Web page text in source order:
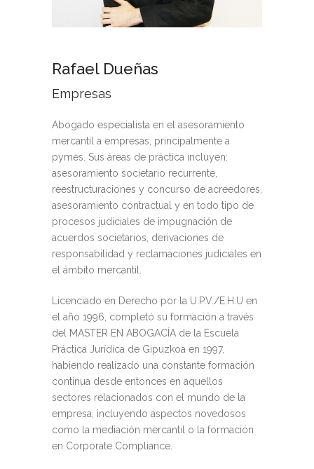
Rafael Dueñas
Empresas
Abogado especialista en el asesoramiento
mercantil a empresas, principalmente a
pymes. Sus áreas de práctica incluyen:
asesoramiento societario recurrente,
reestructuraciones y concurso de acreedores,
asesoramiento contractual y en todo tipo de
procesos judiciales de impugnación de
acuerdos societarios, derivaciones de
responsabilidad y reclamaciones judiciales en
el ámbito mercantil.
Licenciado en Derecho por la U.P.V./E.H.U en
el año 1996, completó su formación a través
del MASTER EN ABOGACÍA de la Escuela
Práctica Jurídica de Gipuzkoa en 1997,
habiendo realizado una constante formación
continua desde entonces en aquellos
sectores relacionados con el mundo de la
empresa, incluyendo aspectos novedosos
como la mediación mercantil o la formación
en Corporate Compliance.